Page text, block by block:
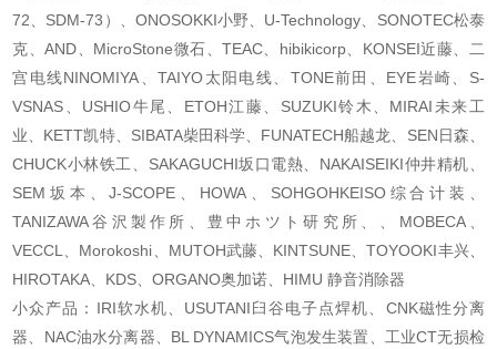
72、SDM-73）、ONOSOKKI小野、U-Technology、SONOTEC松泰
克、AND、MicroStone微石、TEAC、hibikicorp、KONSEI近藤、二
宫电线NINOMIYA、TAIYO太阳电线、TONE前田、EYE岩崎、S-
VSNAS、USHIO牛尾、ETOH江藤、SUZUKI铃木、MIRAI未来工
业、KETT凯特、SIBATA柴田科学、FUNATECH船越龙、SEN日森、
CHUCK小林铁工、SAKAGUCHI坂口電熱、NAKAISEIKI仲井精机、
SEM坂本、J-SCOPE、HOWA、SOHGOHKEISO综合计装、
TANIZAWA谷沢製作所、豊中ホツト研究所、、MOBECA、
VECCL、Morokoshi、MUTOH武藤、KINTSUNE、TOYOOKI丰兴、
HIROTAKA、KDS、ORGANO奥加诺、HIMU 静音消除器
小众产品：IRI软水机、USUTANI臼谷电子点焊机、CNK磁性分离
器、NAC油水分离器、BL DYNAMICS气泡发生装置、工业CT无损检